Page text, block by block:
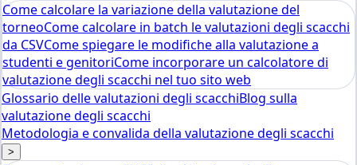
Come calcolare la variazione della valutazione del
torneoCome calcolare in batch le valutazioni degli scacchi
da CSVCome spiegare le modifiche alla valutazione a
studenti e genitoriCome incorporare un calcolatore di
valutazione degli scacchi nel tuo sito web
Glossario delle valutazioni degli scacchiBlog sulla
valutazione degli scacchi
Metodologia e convalida della valutazione degli scacchi
>